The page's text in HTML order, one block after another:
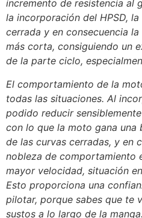
incremento de resistencia al
la incorporación del HPSD,
cerrada y en consecuencia
más corta, consiguiendo un
de la parte ciclo,
El comportamiento de la
todas las situaciones. Al
podido reducir
con lo que la moto gana una
de las curvas cerradas, y en
nobleza de comportamiento
mayor velocidad, situación
Esto proporciona una
pilotar, porque sabes que te
sustos a lo largo de la